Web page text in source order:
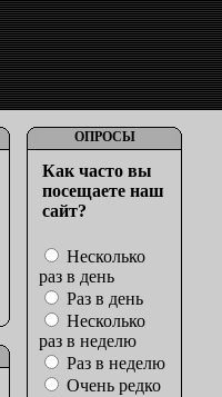
ОПРОСЫ
Как часто вы
посещаете наш
сайт?
Несколько
раз в день
Раз в день
Несколько
раз в неделю
Раз в неделю
Очень редко